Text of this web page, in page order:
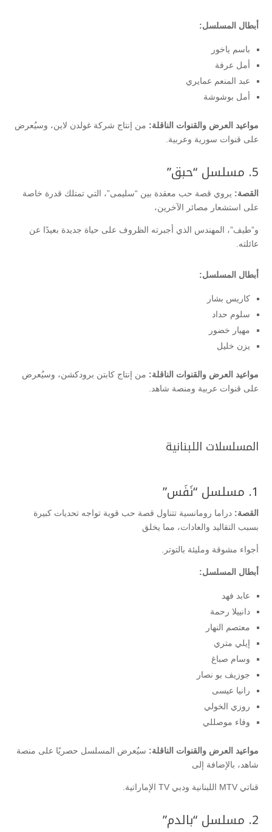
أبطال المسلسل:
باسم ياخور
أمل عرفة
عبد المنعم عمايري
أمل بوشوشة
مواعيد العرض والقنوات الناقلة: من إنتاج شركة غولدن لاين، وسيُعرض
على قنوات سورية وعربية.
5. مسلسل “حبق”
القصة: يروي قصة حب معقدة بين “سليمى”، التي تمتلك قدرة خاصة
على استشعار مصائر الآخرين،
و”طيف”، المهندس الذي أجبرته الظروف على حياة جديدة بعيدًا عن
عائلته.
أبطال المسلسل:
كاريس بشار
سلوم حداد
مهيار خضور
يزن خليل
مواعيد العرض والقنوات الناقلة: من إنتاج كابتن برودكشن، وسيُعرض
على قنوات عربية ومنصة شاهد.
المسلسلات اللبنانية
1. مسلسل “نَفَس”
القصة: دراما رومانسية تتناول قصة حب قوية تواجه تحديات كبيرة
بسبب التقاليد والعادات، مما يخلق
أجواء مشوقة ومليئة بالتوتر.
أبطال المسلسل:
عابد فهد
دانييلا رحمة
معتصم النهار
إيلي متري
وسام صباغ
جوزيف بو نصار
رانيا عيسى
روزي الخولي
وفاء موصللي
مواعيد العرض والقنوات الناقلة: سيُعرض المسلسل حصريًا على منصة
شاهد، بالإضافة إلى
قناتي MTV اللبنانية ودبي TV الإماراتية.
2. مسلسل “بالدم”